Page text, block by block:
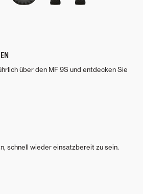
über den MF 9S und entdecken Sie
schnell wieder einsatzbereit zu sein.